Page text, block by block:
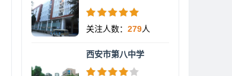
关注人数： 279人
西安市第八中学